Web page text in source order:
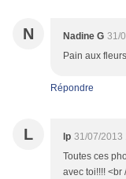
N Nadine G 31/
Pain aux
Répondre
L lp 31/07/2013
Toutes ces
avec toi!!!! <br